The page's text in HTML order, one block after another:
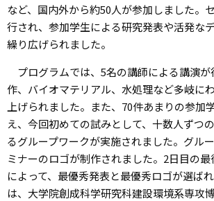
など、国内外から約50人が参加しました。
行され、参加学生による研究発表や活発な
繰り広げられました。
プログラムでは、 5名の講師による講演
作、バイオマテリアル、水処理など多岐に
上げられました。また、70件あまりの参加
え、今回初めての試みとして、十数人ずつ
るグループワークが実施されました。グル
ミナーのロゴが制作されました。 2日目の
によって、最優秀発表と最優秀ロゴが選ば
は、大学院創成科学研究科建設環境系専攻